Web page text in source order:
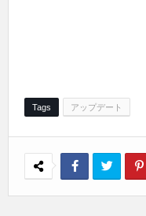
Tags アップデート